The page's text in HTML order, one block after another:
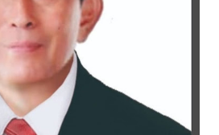
belum berhasil keluar sebagai juara,
tonggak sejarah penting
“Iya alhamdulillah aktu tannggal
ya walaupun tidak sampai jadi
mendalami dan berkiprah lewat
ini,” tuturnya kala